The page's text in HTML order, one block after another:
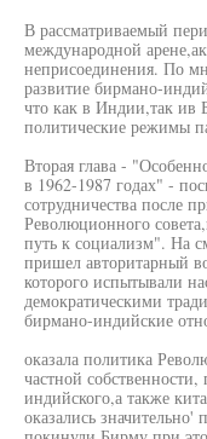
В рассматриваемый
международной
неприсоединения. По
развитие бирмано-
что как в Индии,так ив
политические режимы
Вторая глава -
в 1962-1987 годах" -
сотрудничества после
Революционного
путь к социализм". На
пришел авторитарный
которого испытывали
демократическими
бирмано-индийские
оказала политика
частной
индийского,а также
оказались